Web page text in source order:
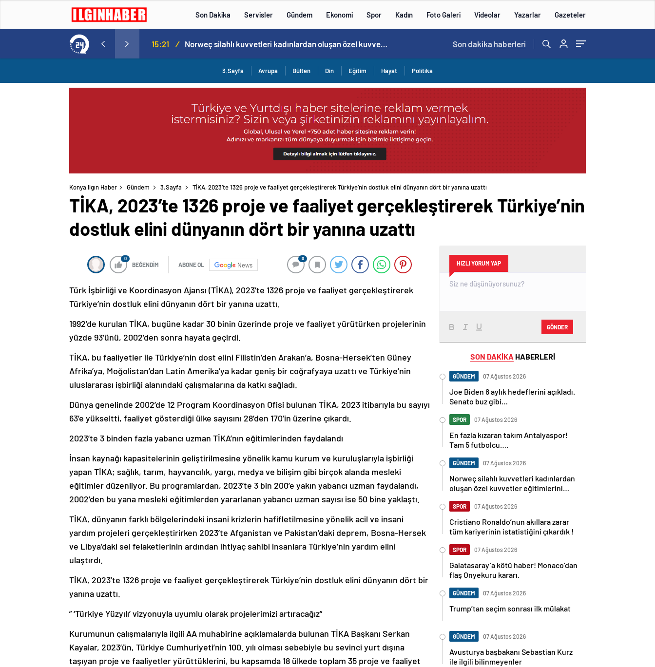
Son Dakika Servisler Gündem Ekonomi Spor Kadın Foto Galeri Videolar Yazarlar Gazeteler
Tam 5 futbolcu…. 15:21 / Norweç silahlı kuvvetleri kadınlardan oluşan özel kuvvetler eğitimlerini başlattı. 15:20 /
Son dakika haberleri
3.Sayfa Avrupa Bülten Din Eğitim Hayat Politika
Konya Ilgın Haber Gündem 3.Sayfa TİKA, 2023’te 1326 proje ve faaliyet gerçekleştirerek Türkiye’nin dostluk elini dünyanın dört bir yanına uzattı
TİKA, 2023’te 1326 proje ve faaliyet gerçekleştirerek Türkiye’nin
dostluk elini dünyanın dört bir yanına uzattı
0
BEĞENDİM ABONE OL News
0
Türk İşbirliği ve Koordinasyon Ajansı (TİKA), 2023’te 1326 proje ve faaliyet gerçekleştirerek
Türkiye’nin dostluk elini dünyanın dört bir yanına uzattı.
1992’de kurulan TİKA, bugüne kadar 30 binin üzerinde proje ve faaliyet yürütürken projelerinin
yüzde 93’ünü, 2002’den sonra hayata geçirdi.
TİKA, bu faaliyetler ile Türkiye’nin dost elini Filistin’den Arakan’a, Bosna-Hersek’ten Güney
Afrika’ya, Moğolistan’dan Latin Amerika’ya kadar geniş bir coğrafyaya uzattı ve Türkiye’nin
uluslararası işbirliği alanındaki çalışmalarına da katkı sağladı.
Dünya genelinde 2002’de 12 Program Koordinasyon Ofisi bulunan TİKA, 2023 itibarıyla bu sayıyı
63’e yükseltti, faaliyet gösterdiği ülke sayısını 28’den 170’in üzerine çıkardı.
2023’te 3 binden fazla yabancı uzman TİKA’nın eğitimlerinden faydalandı
İnsan kaynağı kapasitelerinin geliştirilmesine yönelik kamu kurum ve kuruluşlarıyla işbirliği
yapan TİKA; sağlık, tarım, hayvancılık, yargı, medya ve bilişim gibi birçok alanda mesleki
eğitimler düzenliyor. Bu programlardan, 2023’te 3 bin 200’e yakın yabancı uzman faydalandı,
2002’den bu yana mesleki eğitimlerden yararlanan yabancı uzman sayısı ise 50 bine yaklaştı.
TİKA, dünyanın farklı bölgelerindeki insani krizlerin hafifletilmesine yönelik acil ve insani
yardım projeleri gerçekleştirirken 2023’te Afganistan ve Pakistan’daki deprem, Bosna-Hersek
ve Libya’daki sel felaketlerinin ardından ihtiyaç sahibi insanlara Türkiye’nin yardım elini
ulaştırdı.
TİKA, 2023’te 1326 proje ve faaliyet gerçekleştirerek Türkiye’nin dostluk elini dünyanın dört bir
yanına uzattı.
” ‘Türkiye Yüzyılı’ vizyonuyla uyumlu olarak projelerimizi artıracağız”
Kurumunun çalışmalarıyla ilgili AA muhabirine açıklamalarda bulunan TİKA Başkanı Serkan
Kayalar, 2023’ün, Türkiye Cumhuriyeti’nin 100. yılı olması sebebiyle bu sevinci yurt dışına
taşıyan proje ve faaliyetler yürüttüklerini, bu kapsamda 18 ülkede toplam 35 proje ve faaliyet
HIZLI YORUM YAP
GÖNDER
SON DAKİKA HABERLERİ
GÜNDEM 07 Ağustos 2026
Joe Biden 6 aylık hedeflerini açıkladı.
Senato buz gibi…
SPOR 07 Ağustos 2026
En fazla kızaran takım Antalyaspor!
Tam 5 futbolcu….
GÜNDEM 07 Ağustos 2026
Norweç silahlı kuvvetleri kadınlardan
oluşan özel kuvvetler eğitimlerini
SPOR 07 Ağustos 2026
Cristiano Ronaldo’nun akıllara zarar
tüm kariyerinin istatistiğini çıkardık !
SPOR 07 Ağustos 2026
Galatasaray’a kötü haber! Monaco’dan
flaş Onyekuru kararı.
GÜNDEM 07 Ağustos 2026
Trump’tan seçim sonrası ilk mülakat
GÜNDEM 07 Ağustos 2026
Avusturya başbakanı Sebastian Kurz
ile ilgili bilinmeyenler